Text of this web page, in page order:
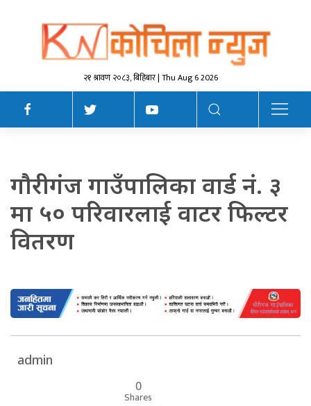
२१ श्रावण २०८३, बिहिबार | Thu Aug 6 2026
गाैरीगंज गाउँपालिका वार्ड नं. ३
मा ५० परिवारलाई वाटर फिल्टर
वितरण
admin
0
Shares